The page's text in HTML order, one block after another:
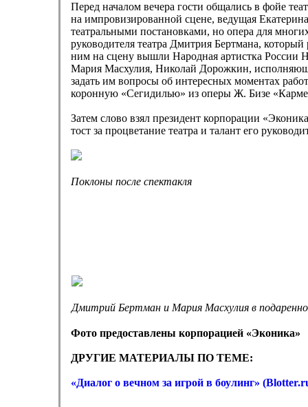
Перед началом вечера гости общались в фойе
на импровизированной сцене, ведущая
театральными постановками, но опера для
руководителя театра Дмитрия Бертмана,
ним на сцену вышли Народная артистка России
Мария Масхулия, Николай Дорожкин,
задать им вопросы об интересных моментах
коронную «Сегидилью» из оперы Ж. Бизе
Затем слово взял президент корпорации
тост за процветание театра и талант его
Поклоны после спектакля
Дмитрий Бертман и Мария Масхулия в
Фото предоставлены корпорацией «Эконика»
ДРУГИЕ МАТЕРИАЛЫ ПО ТЕМЕ:
«Диалог о вечном за игрой в боулинг»